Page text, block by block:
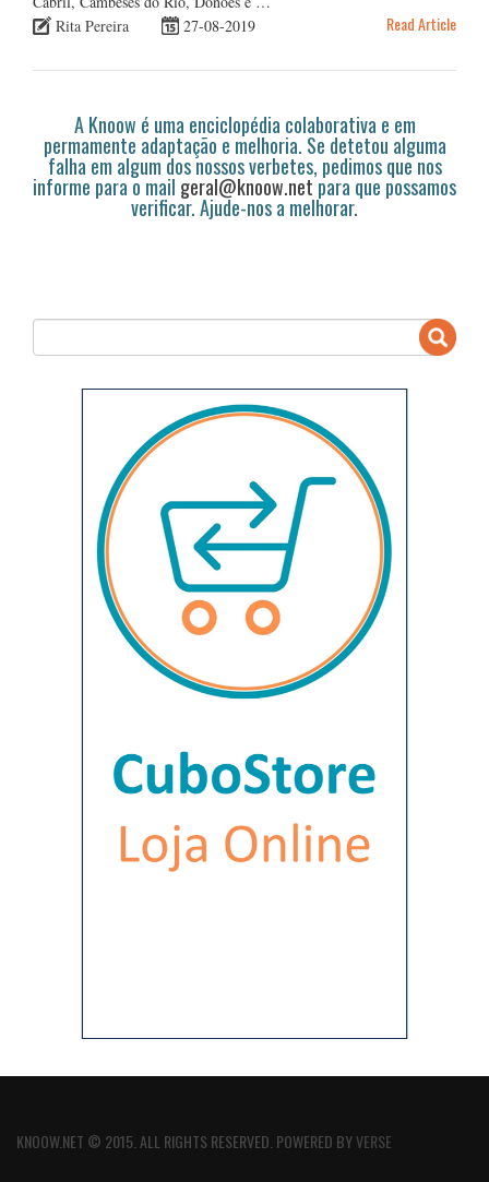
Rita Pereira
27-08-2019 Read Article
A Knoow é uma enciclopédia colaborativa e em
permamente adaptação e melhoria. Se detetou alguma
falha em algum dos nossos verbetes, pedimos que nos
informe para o mail geral@knoow.netpara que possamos
verificar. Ajude-nos a melhorar.
KNOOW.NET © 2015. ALL RIGHTS RESERVED. POWERED BYVERSE